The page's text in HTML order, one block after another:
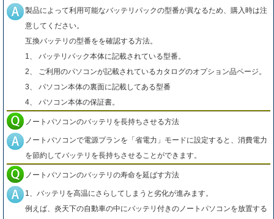
製品によって利用可能なバッテリパックの型番が異なるため、購入時は注
意してください。
互換バッテリの型番をを確認する方法。
1、 バッテリパック本体に記載されている型番。
2、 ご利用のパソコンが記載されているカタログのオプション品ページ。
3、 パソコン本体の裏面に記載してある型番
4、 パソコン本体の保証書。
ノートパソコンのバッテリを長持ちさせる方法
ノートパソコンで電源プランを「省電力」モードに設定すると、消費電力
を節約してバッテリを長持ちさせることができます。
ノートパソコンのバッテリの寿命を延ばす方法
1、バッテリを高温にさらしてしまうと劣化が進みます。
例えば、炎天下の自動車の中にバッテリ付きのノートパソコンを放置する